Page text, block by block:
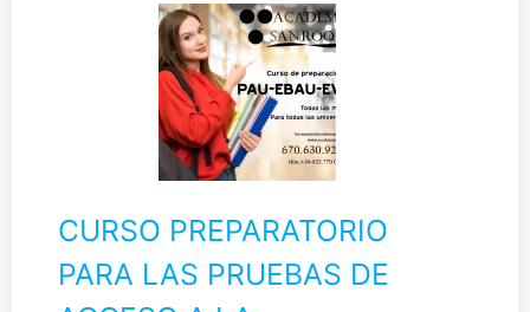
CURSO PREPARATORIO
PARA LAS PRUEBAS DE